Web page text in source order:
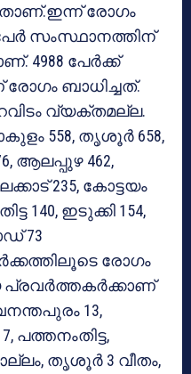
രോഗം
പേര്‍ സംസ്ഥാനത്തിന്
4988 പേര്‍ക്ക്
ബാധിച്ചത്.
വ്യക്തമല്ല.
558, തൃശൂര്‍ 658,
ആലപ്പുഴ 462,
235, കോട്ടയം
140, ഇടുക്കി 154,
73
രോഗം
പ്രവര്‍ത്തകര്‍ക്കാണ്
13,
പത്തനംതിട്ട,
തൃശൂര്‍ 3 വീതം,